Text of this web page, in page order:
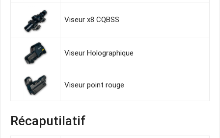
Viseur x8 CQBSS
Viseur Holographique
Viseur point rouge
Récaputilatif